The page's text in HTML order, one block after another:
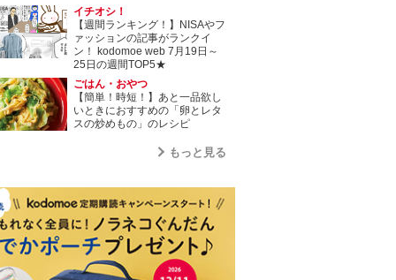
イチオシ！
【週間ランキング！】NISAやフ
ァッションの記事がランクイ
ン！ kodomoe web 7月19日～
25日の週間TOP5★
ごはん・おやつ
【簡単！時短！】あと一品欲し
いときにおすすめの「卵とレタ
スの炒めもの」のレシピ
もっと見る